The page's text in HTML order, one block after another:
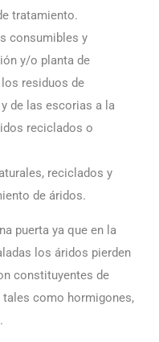
tratamiento.
consumibles y
y/o planta de
residuos de
de las escorias a la
reciclados o
reciclados y
de áridos.
puerta ya que en la
los áridos pierden
constituyentes de
como hormigones,